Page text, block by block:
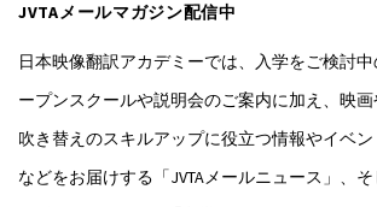
JVTAメールマガジン配信中
日本映像翻訳アカデミーでは、入学をご検討
ープンスクールや説明会のご案内に加え、映画
吹き替えのスキルアップに役立つ情報やイベ
などをお届けする「JVTAメールニュース」、